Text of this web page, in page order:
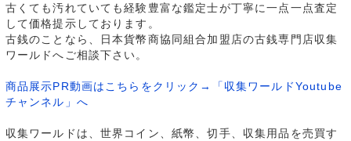
古くても汚れていても経験豊富な鑑定士が丁寧に一点一点査定
して価格提示しております。
古銭のことなら、日本貨幣商協同組合加盟店の古銭専門店収集
ワールドへご相談下さい。
商品展示PR動画はこちらをクリック→「収集ワールドYoutube
チャンネル」へ
収集ワールドは、世界コイン、紙幣、切手、収集用品を売買す